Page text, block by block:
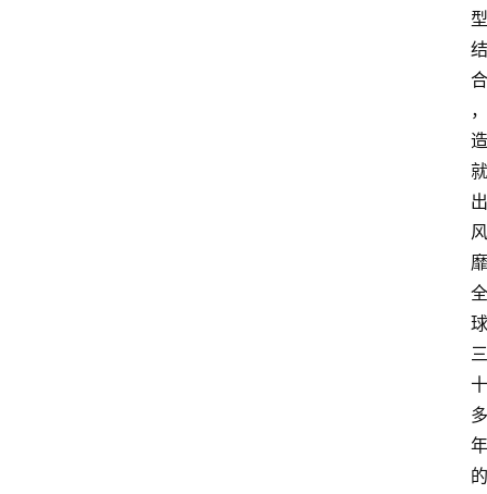
型
结
合
，
造
就
出
风
靡
全
球
三
十
多
年
的